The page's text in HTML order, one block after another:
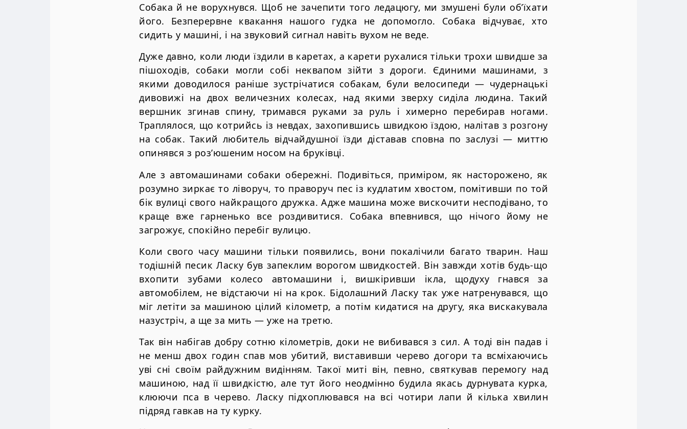
Собака й не ворухнувся. Щоб не зачепити того ледацюгу, ми змушені були об’їхати
його. Безперервне квакання нашого гудка не допомогло. Собака відчуває, хто
сидить у машині, і на звуковий сигнал навіть вухом не веде.
Дуже давно, коли люди їздили в каретах, а карети рухалися тільки трохи швидше за
пішоходів, собаки могли собі неквапом зійти з дороги. Єдиними машинами, з
якими доводилося раніше зустрічатися собакам, були велосипеди — чудернацькі
дивовижі на двох величезних колесах, над якими зверху сиділа людина. Такий
вершник згинав спину, тримався руками за руль і химерно перебирав ногами.
Траплялося, що котрийсь із невдах, захопившись швидкою їздою, налітав з розгону
на собак. Такий любитель відчайдушної їзди діставав сповна по заслузі — миттю
опинявся з роз’юшеним носом на бруківці.
Але з автомашинами собаки обережні. Подивіться, приміром, як насторожено, як
розумно зиркає то ліворуч, то праворуч пес із кудлатим хвостом, помітивши по той
бік вулиці свого найкращого дружка. Адже машина може вискочити несподівано, то
краще вже гарненько все роздивитися. Собака впевнився, що нічого йому не
загрожує, спокійно перебіг вулицю.
Коли свого часу машини тільки появились, вони покалічили багато тварин. Наш
тодішній песик Ласку був запеклим ворогом швидкостей. Він завжди хотів будь-що
вхопити зубами колесо автомашини і, вишкіривши ікла, щодуху гнався за
автомобілем, не відстаючи ні на крок. Бідолашний Ласку так уже натренувався, що
міг летіти за машиною цілий кілометр, а потім кидатися на другу, яка вискакувала
назустріч, а ще за мить — уже на третю.
Так він набігав добру сотню кілометрів, доки не вибивався з сил. А тоді він падав і
не менш двох годин спав мов убитий, виставивши черево догори та всміхаючись
уві сні своїм райдужним видінням. Такої миті він, певно, святкував перемогу над
машиною, над її швидкістю, але тут його неодмінно будила якась дурнувата курка,
клюючи пса в черево. Ласку підхоплювався на всі чотири лапи й кілька хвилин
підряд гавкав на ту курку.